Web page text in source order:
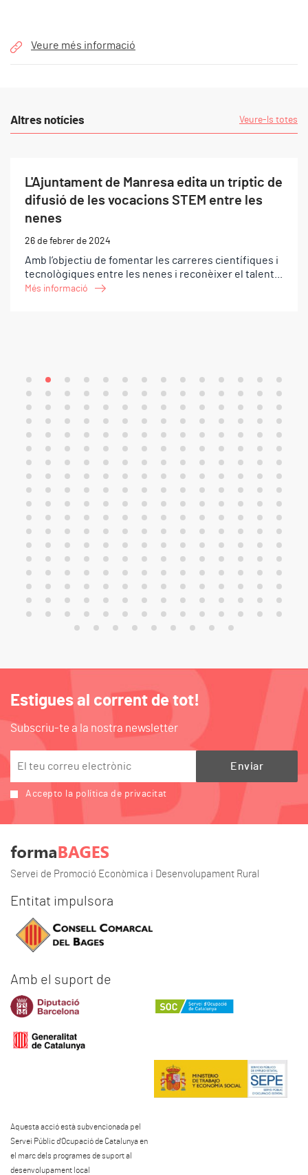
Veure més informació
Altres notícies Veure-ls totes
L'Ajuntament de Manresa edita un tríptic de
difusió de les vocacions STEM entre les
nenes
26 de febrer de 2024
Amb l’objectiu de fomentar les carreres científiques i
tecnològiques entre les nenes i reconèixer el talent...
Més informació
Estigues al corrent de tot!
Subscriu-te a la nostra newsletter
Accepto la política de privacitat
Servei de Promoció Econòmica i Desenvolupament Rural
Entitat impulsora
Amb el suport de
Aquesta acció està subvencionada pel
Servei Públic d'Ocupació de Catalunya en
el marc dels programes de suport al
desenvolupament local